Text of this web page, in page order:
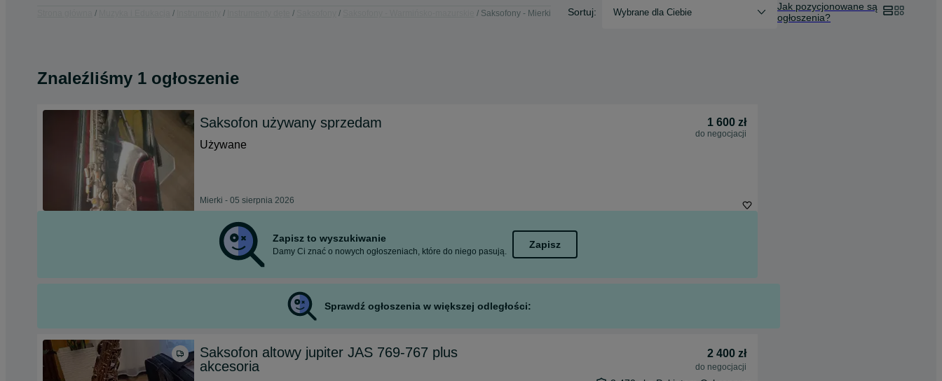
Saksofony - Mierki Sortuj: Wybrane dla Ciebie
Jak pozycjonowane są
ogłoszenia?
Znaleźliśmy 1 ogłoszenie
Saksofon używany sprzedam 1 600 zł
do negocjacji
Używane
Mierki - 05 sierpnia 2026
Zapisz to wyszukiwanie
Damy Ci znać o nowych ogłoszeniach, które do niego pasują.
Zapisz
Sprawdź ogłoszenia w większej odległości:
Saksofon altowy jupiter JAS 769-767 plus
akcesoria
2 400 zł
do negocjacji